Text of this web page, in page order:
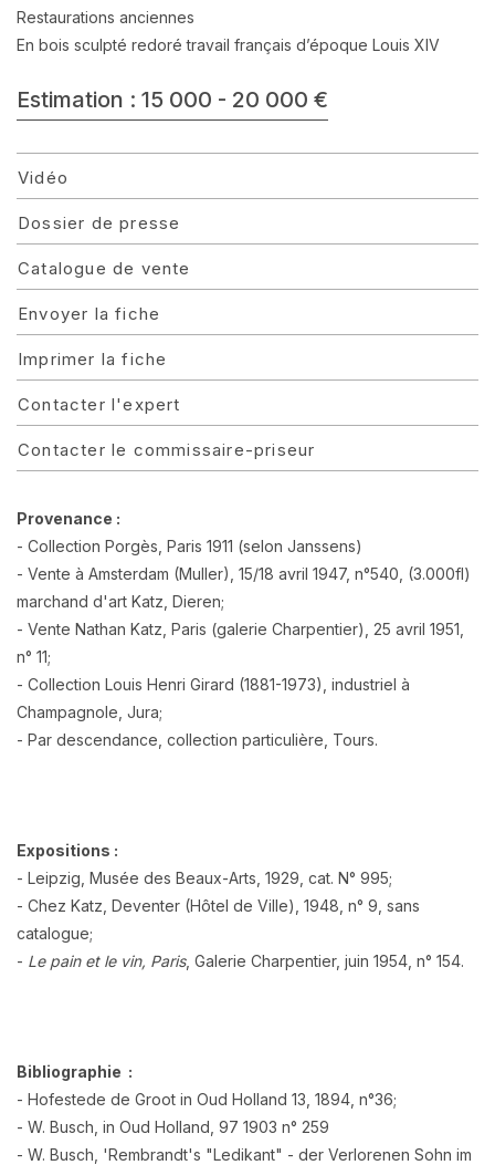
Restaurations anciennes
En bois sculpté redoré travail français d’époque Louis XIV
Estimation : 15 000 - 20 000 €
Vidéo
Dossier de presse
Catalogue de vente
Envoyer la fiche
Imprimer la fiche
Contacter l'expert
Contacter le commissaire-priseur
Provenance :
- Collection Porgès, Paris 1911 (selon Janssens)
- Vente à Amsterdam (Muller), 15/18 avril 1947, n°540, (3.000fl)
marchand d'art Katz, Dieren;
- Vente Nathan Katz, Paris (galerie Charpentier), 25 avril 1951,
n° 11;
- Collection Louis Henri Girard (1881-1973), industriel à
Champagnole, Jura;
- Par descendance, collection particulière, Tours.
Expositions :
- Leipzig, Musée des Beaux-Arts, 1929, cat. N° 995;
- Chez Katz, Deventer (Hôtel de Ville), 1948, n° 9, sans
catalogue;
- Le pain et le vin, Paris, Galerie Charpentier, juin 1954, n° 154.
Bibliographie :
- Hofestede de Groot in Oud Holland 13, 1894, n°36;
- W. Busch, in Oud Holland, 97 1903 n° 259
- W. Busch, 'Rembrandt's "Ledikant" - der Verlorenen Sohn im